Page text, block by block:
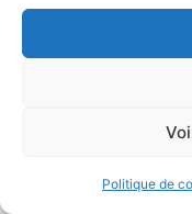
Politique de
©